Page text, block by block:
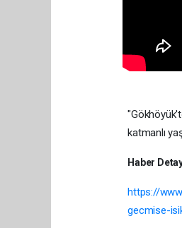
katmanlı
Haber
https://
gecmise-